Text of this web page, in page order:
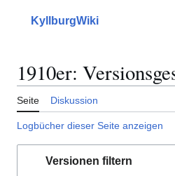
springenHauptmenü
KyllburgWiki
1910er:
Seite Diskussion
Logbücher dieser Seite anzeigen
Versionen filtern